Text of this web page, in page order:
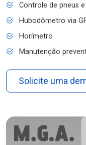
Controle de pneus
Hubodômetro via
Horímetro
Manutenção
Solicite uma